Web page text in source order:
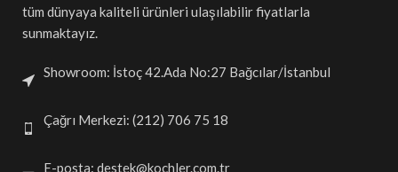
tüm dünyaya kaliteli ürünleri ulaşılabilir fiyatlarla
sunmaktayız.
Showroom: İstoç 42.Ada No:27 Bağcılar/İstanbul
Çağrı Merkezi: (212) 706 75 18
E-posta: destek@kochler.com.tr